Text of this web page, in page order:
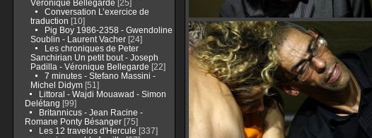
Véronique Bellegarde [25]
Conversation L’exercice de
traduction [10]
Pig Boy 1986-2358 - Gwendoline
Soublin - Laurent Vacher[24]
Les chroniques de Peter
Sanchirian Un petit bout - Joseph
Padilla - Véronique Bellegarde [22]
7 minutes - Stefano Massini -
Michel Didym[51]
Littoral - Wajdi Mouawad - Simon
Delétang [99]
Britannicus - Jean Racine -
Romane Ponty Bésanger[75]
Les 12 travelos d'Hercule [337]